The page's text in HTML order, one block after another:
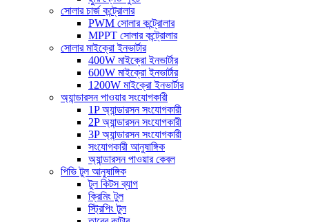
সোলার চার্জ কন্ট্রোলার
PWM সোলার কন্ট্রোলার
MPPT সোলার কন্ট্রোলার
সোলার মাইক্রো ইনভার্টার
400W মাইক্রো ইনভার্টার
600W মাইক্রো ইনভার্টার
1200W মাইক্রো ইনভার্টার
অ্যান্ডারসন পাওয়ার সংযোগকারী
1P অ্যান্ডারসন সংযোগকারী
2P অ্যান্ডারসন সংযোগকারী
3P অ্যান্ডারসন সংযোগকারী
সংযোগকারী আনুষাঙ্গিক
অ্যান্ডারসন পাওয়ার কেবল
পিভি টুল আনুষাঙ্গিক
টুল কিটস ব্যাগ
ক্রিমিং টুল
স্ট্রিপিং টুল